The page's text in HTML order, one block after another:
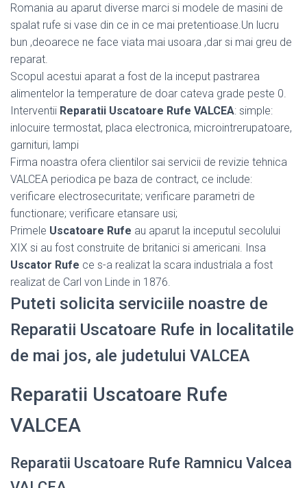
Romania au aparut diverse marci si modele de masini de
spalat rufe si vase din ce in ce mai pretentioase.Un lucru
bun ,deoarece ne face viata mai usoara ,dar si mai greu de
reparat.
Scopul acestui aparat a fost de la inceput pastrarea
alimentelor la temperature de doar cateva grade peste 0.
Interventii Reparatii Uscatoare Rufe VALCEA: simple:
inlocuire termostat, placa electronica, microintrerupatoare,
garnituri, lampi
Firma noastra ofera clientilor sai servicii de revizie tehnica
VALCEA periodica pe baza de contract, ce include:
verificare electrosecuritate; verificare parametri de
functionare; verificare etansare usi;
Primele Uscatoare Rufe au aparut la inceputul secolului
XIX si au fost construite de britanici si americani. Insa
Uscator Rufe ce s-a realizat la scara industriala a fost
realizat de Carl von Linde in 1876.
Puteti solicita serviciile noastre de
Reparatii Uscatoare Rufe in localitatile
de mai jos, ale judetului VALCEA
Reparatii Uscatoare Rufe
VALCEA
Reparatii Uscatoare Rufe Ramnicu Valcea